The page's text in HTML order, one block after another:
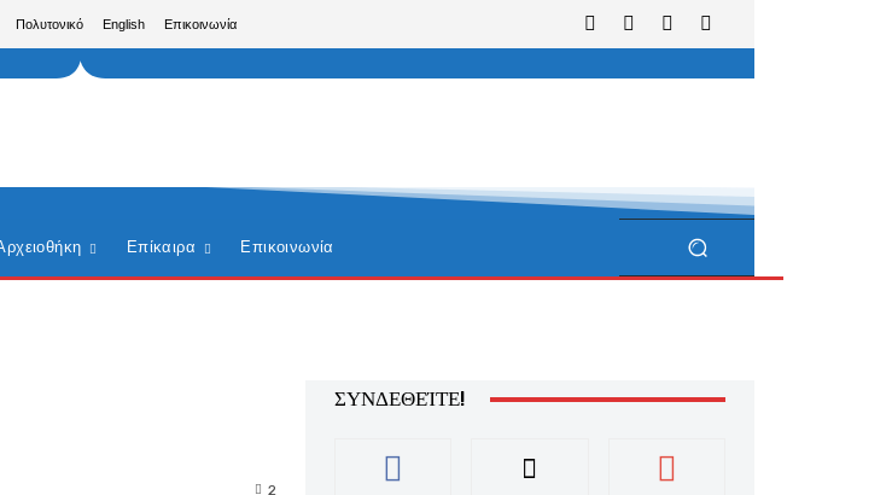
Πολυτονικό English Επικοινωνία
Επίκαιρα Επικοινωνία
2
ΣΥΝΔΕΘΕΊΤΕ!